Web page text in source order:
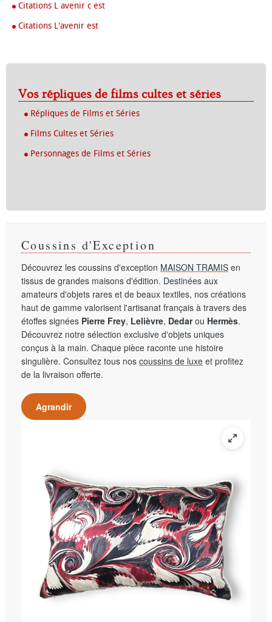
Citations L avenir c est
Citations L'avenir est
Vos répliques de films cultes et séries
Répliques de Films et Séries
Films Cultes et Séries
Personnages de Films et Séries
Coussins d'Exception
Découvrez les coussins d'exception MAISON TRAMIS en
tissus de grandes maisons d'édition. Destinées aux
amateurs d'objets rares et de beaux textiles, nos créations
haut de gamme valorisent l'artisanat français à travers des
étoffes signées Pierre Frey, Lelièvre, Dedarou Hermès.
Découvrez notre sélection exclusive d'objets uniques
conçus à la main. Chaque pièce raconte une histoire
singulière. Consultez tous nos coussins de luxe et profitez
de la livraison offerte.
Agrandir